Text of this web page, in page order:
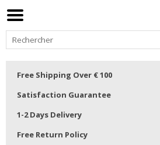
Free Shipping Over € 100
Satisfaction Guarantee
1-2 Days Delivery
Free Return Policy